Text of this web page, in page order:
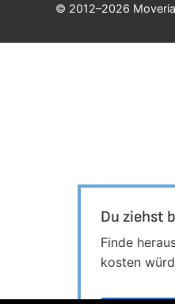
© 2012–2026
Du ziehst
Finde
kosten